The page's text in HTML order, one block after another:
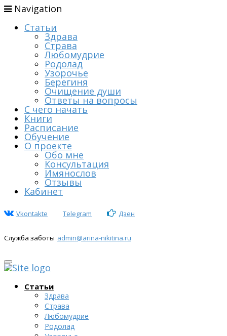
Navigation
Статьи
Здрава
Страва
Любомудрие
Родолад
Узорочье
Берегиня
Очищение души
Ответы на вопросы
С чего начать
Книги
Расписание
Обучение
О проекте
Обо мне
Консультация
Имянослов
Отзывы
Кабинет
Vkontakte Telegram Дзен
Служба заботы admin@arina-nikitina.ru
Статьи
Здрава
Страва
Любомудрие
Родолад